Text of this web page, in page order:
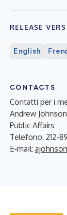
RELEASE
English
CONTACTS
Contatti per i
Andrew
Public Affairs
Telefono: 212-
E-mail: